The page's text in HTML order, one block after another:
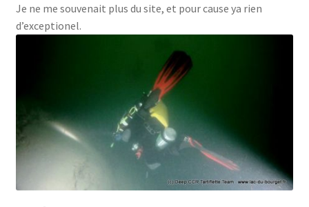
Je ne me souvenait plus du site, et pour cause ya rien
d’exceptionel.